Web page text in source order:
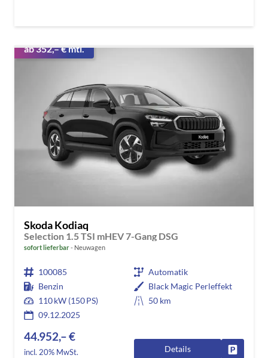
ab 352,– € mtl.
Skoda Kodiaq
Selection 1.5 TSI mHEV 7-Gang DSG
sofort lieferbar Neuwagen
100085
Automatik
Benzin
Black Magic Perleffekt
110 kW (150 PS)
50 km
09.12.2025
44.952,– €
incl. 20% MwSt.
Details